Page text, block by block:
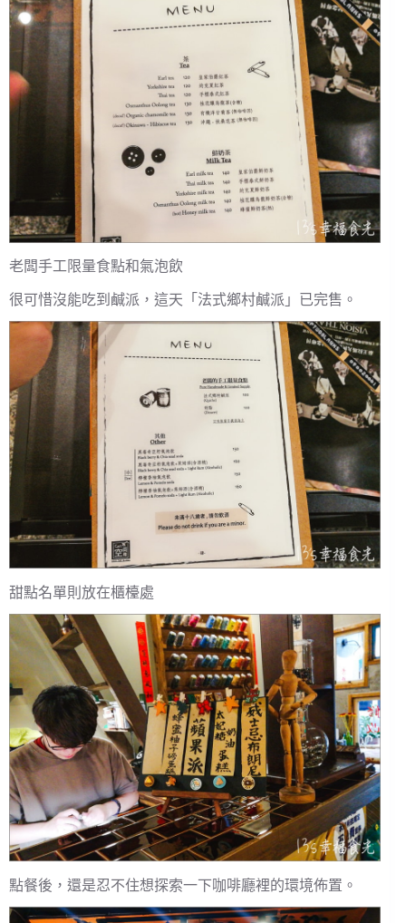
老闆手工限量食點和氣泡飲
很可惜沒能吃到鹹派，這天「法式鄉村鹹派」已完售。
甜點名單則放在櫃檯處
點餐後，還是忍不住想探索一下咖啡廳裡的環境佈置。